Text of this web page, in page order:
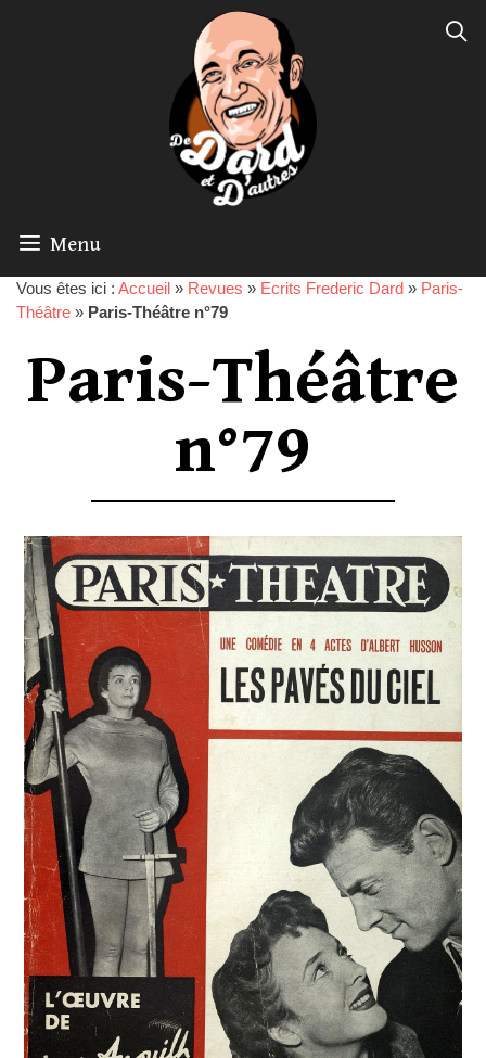
Menu
Vous êtes ici : Accueil » Revues » Ecrits Frederic Dard » Paris-
Théâtre » Paris-Théâtre n°79
Paris-Théâtre
n°79